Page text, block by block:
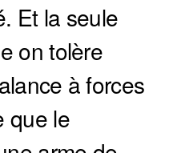
Et la seule
on tolère
à forces
que le